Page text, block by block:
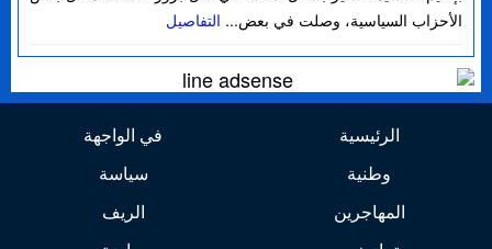
الأحزاب السياسية، وصلت في بعض... التفاصيل
في الواجهة
الرئيسية
سياسة
وطنية
الريف
المهاجرين